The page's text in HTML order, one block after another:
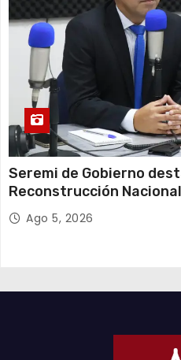
Seremi de Gobierno
Reconstrucción
y el empleo en Tarapacá
Ago 5, 2026